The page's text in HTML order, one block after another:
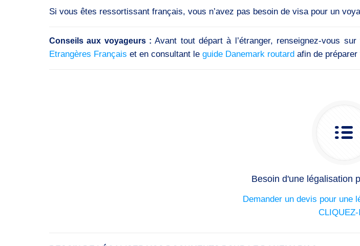
Si vous êtes ressortissant français, vous n’avez pas besoin de visa pour un
Conseils aux voyageurs : Avant tout départ à l’étranger, renseignez-vous
Etrangères Français et en consultant le guide Danemark routardafin de préparer
Besoin d'une légalisation
Demander un devis pour une